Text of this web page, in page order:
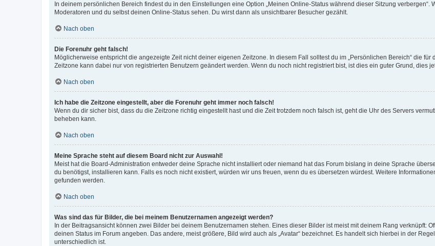
In deinem persönlichen Bereich findest du in den Einstellungen eine Option „Meinen Online-Status während dieser Sitzung verbergen“.
Moderatoren und du selbst deinen Online-Status sehen. Du wirst dann als unsichtbarer Besucher gezählt.
Nach oben
Die Forenuhr geht falsch!
Möglicherweise entspricht die angezeigte Zeit nicht deiner eigenen Zeitzone. In diesem Fall solltest du im „Persönlichen Bereich“ die
Zeitzone kann dabei nur von registrierten Benutzern geändert werden. Wenn du noch nicht registriert bist, ist dies ein guter Grund, dies
Nach oben
Ich habe die Zeitzone eingestellt, aber die Forenuhr geht immer noch falsch!
Wenn du dir sicher bist, dass du die Zeitzone richtig eingestellt hast und die Zeit trotzdem noch falsch ist, geht die Uhr des Servers
beheben kann.
Nach oben
Meine Sprache steht auf diesem Board nicht zur Auswahl!
Meist hat die Board-Administration entweder deine Sprache nicht installiert oder niemand hat das Forum bislang in deine Sprache
du benötigst, installieren kann. Falls es noch nicht existiert, würden wir uns freuen, wenn du es übersetzen würdest. Weitere
gefunden werden.
Nach oben
Was sind das für Bilder, die bei meinem Benutzernamen angezeigt werden?
In der Beitragsansicht können zwei Bilder bei deinem Benutzernamen stehen. Eines dieser Bilder ist meist mit deinem Rang verknüpft:
deinen Status im Forum angeben. Das andere, meist größere, Bild wird auch als „Avatar“ bezeichnet. Es handelt sich hierbei in der
unterschiedlich ist.